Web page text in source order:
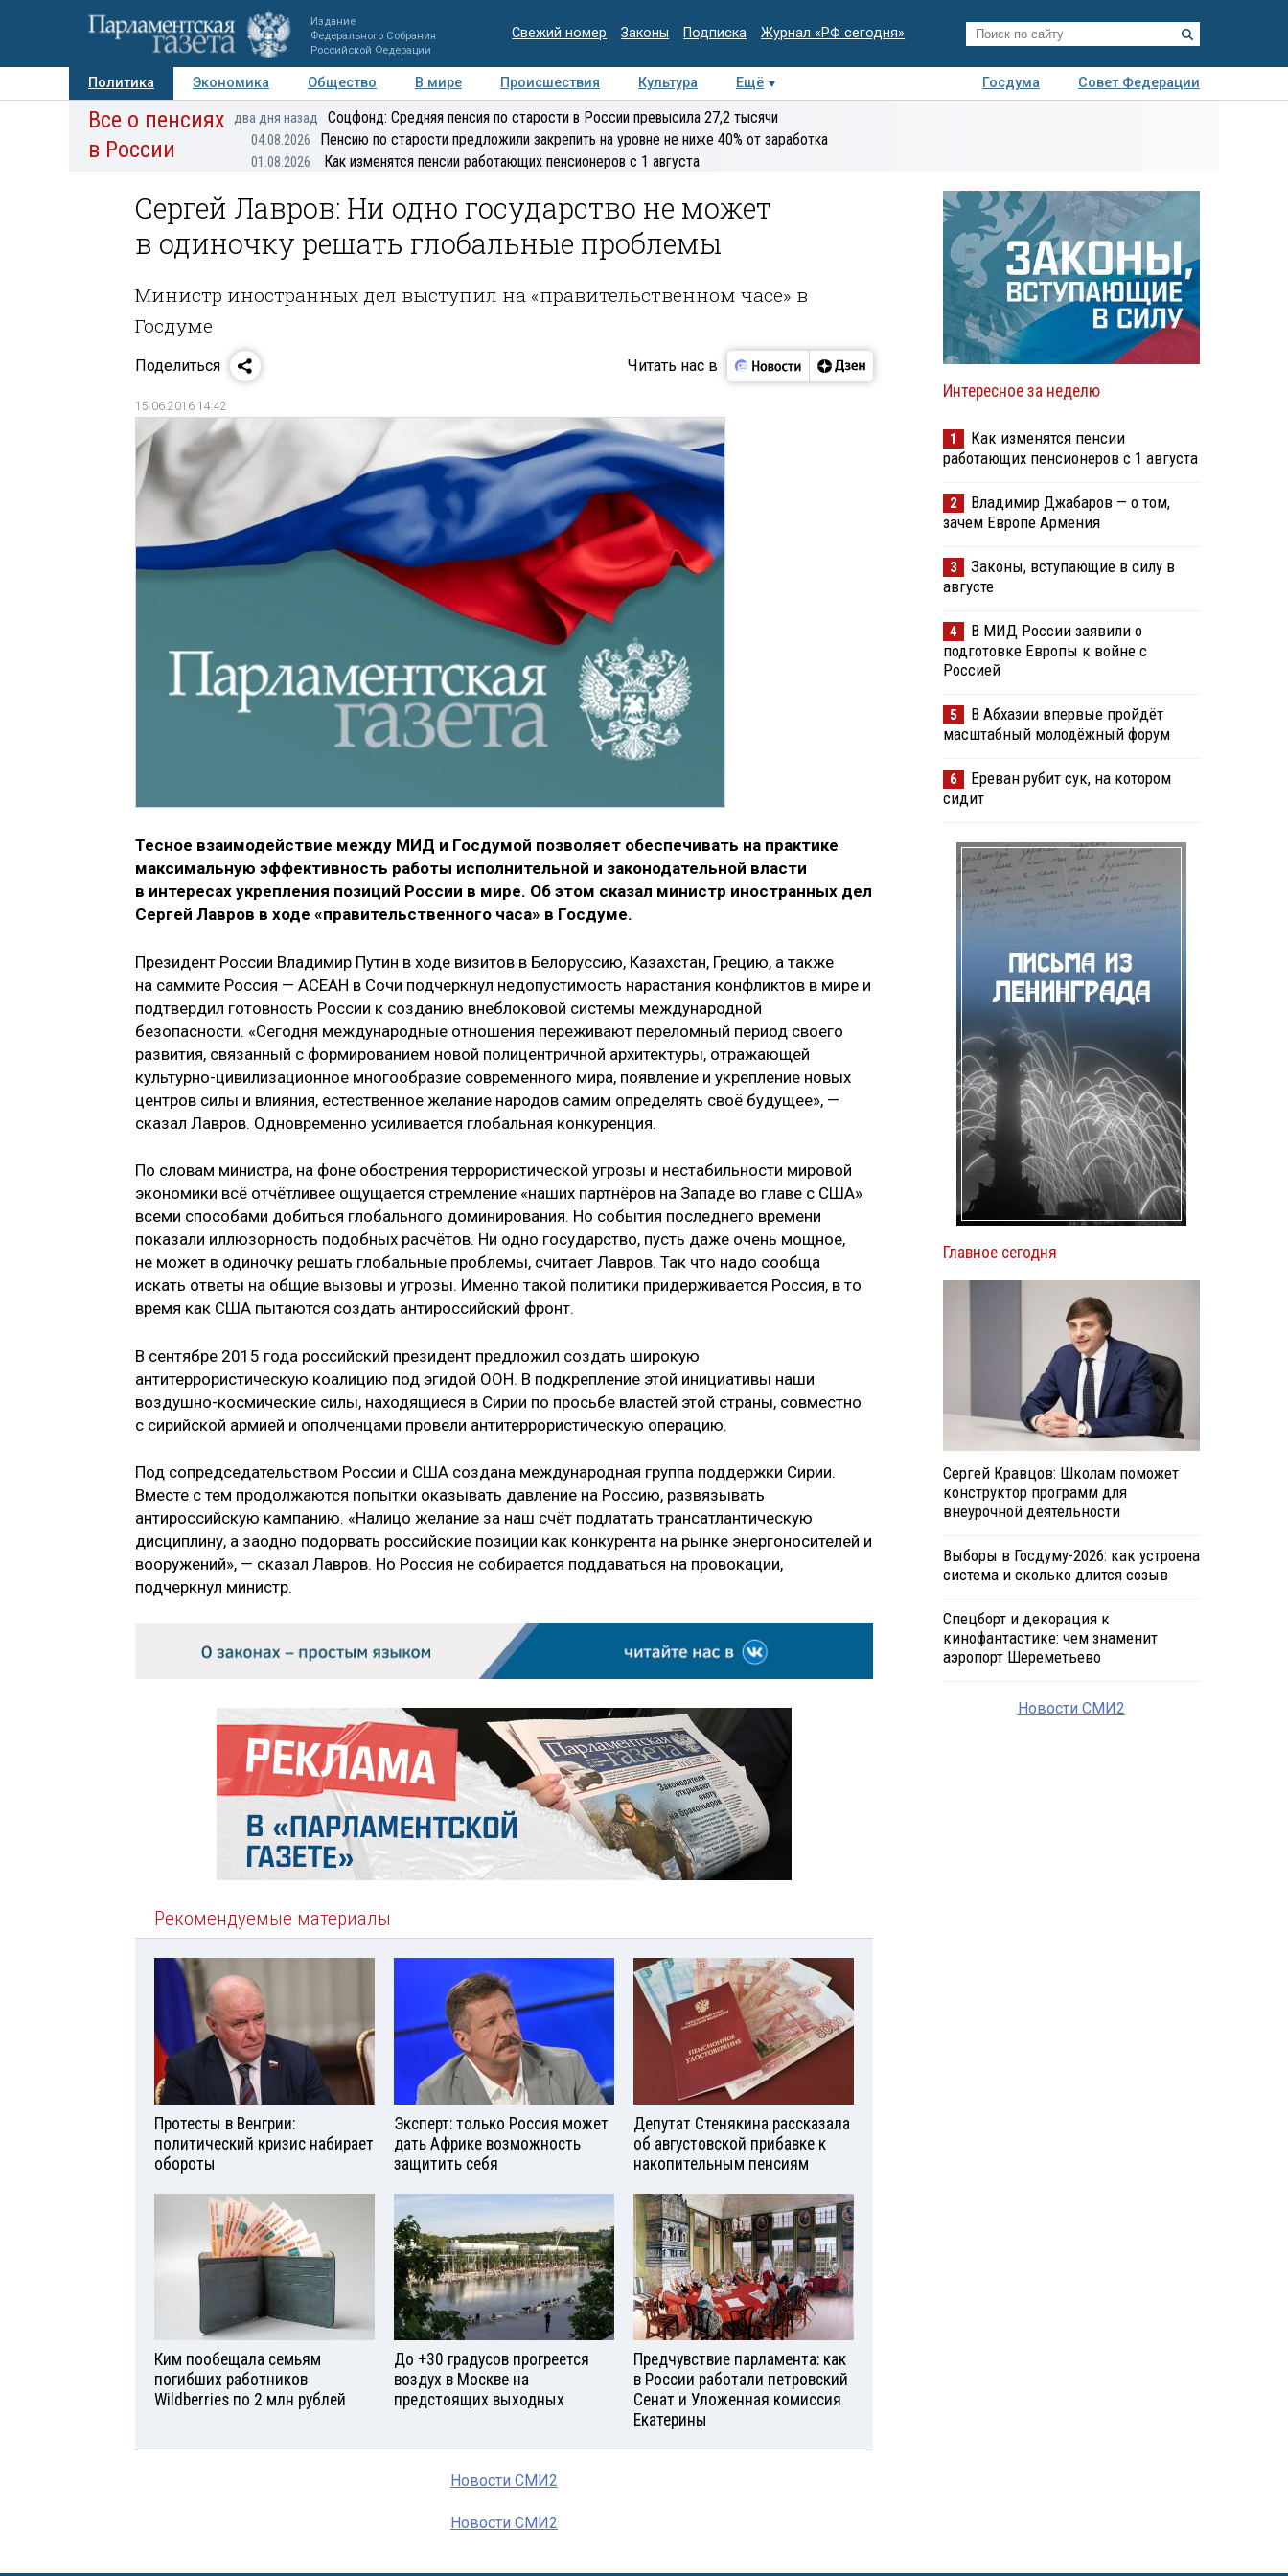
Издание
Федерального Собрания
Российской Федерации
Свежий номер Законы Подписка Журнал «РФ сегодня»
Политика Экономика Общество В мире Происшествия Культура Ещё Госдума
Совет Федерации
Авторы Персоны Мнения Регионы Медиацентр Интервью Колумнисты
Все о пенсиях
в России
два дня назад Соцфонд: Средняя пенсия по старости в России превысила 27,2 тысячи
04.08.2026 Пенсию по старости предложили закрепить на уровне не ниже 40% от заработка
01.08.2026 Как изменятся пенсии работающих пенсионеров с 1 августа
Сергей Лавров: Ни одно государство не может
в одиночку решать глобальные проблемы
Министр иностранных дел выступил на «правительственном часе» в
Госдуме
Поделиться Читать нас в
15.06.2016 14:42
Тесное взаимодействие между МИД и Госдумой позволяет обеспечивать на практике
максимальную эффективность работы исполнительной и законодательной власти
в интересах укрепления позиций России в мире. Об этом сказал министр иностранных дел
Сергей Лавров в ходе «правительственного часа» в Госдуме.
Президент России Владимир Путин в ходе визитов в Белоруссию, Казахстан, Грецию, а также
на саммите Россия — АСЕАН в Сочи подчеркнул недопустимость нарастания конфликтов в мире и
подтвердил готовность России к созданию внеблоковой системы международной
безопасности. «Сегодня международные отношения переживают переломный период своего
развития, связанный с формированием новой полицентричной архитектуры, отражающей
культурно-цивилизационное многообразие современного мира, появление и укрепление новых
центров силы и влияния, естественное желание народов самим определять своё будущее», —
сказал Лавров. Одновременно усиливается глобальная конкуренция.
По словам министра, на фоне обострения террористической угрозы и нестабильности мировой
экономики всё отчётливее ощущается стремление «наших партнёров на Западе во главе с США»
всеми способами добиться глобального доминирования. Но события последнего времени
показали иллюзорность подобных расчётов. Ни одно государство, пусть даже очень мощное,
не может в одиночку решать глобальные проблемы, считает Лавров. Так что надо сообща
искать ответы на общие вызовы и угрозы. Именно такой политики придерживается Россия, в то
время как США пытаются создать антироссийский фронт.
В сентябре 2015 года российский президент предложил создать широкую
антитеррористическую коалицию под эгидой ООН. В подкрепление этой инициативы наши
воздушно-космические силы, находящиеся в Сирии по просьбе властей этой страны, совместно
с сирийской армией и ополченцами провели антитеррористическую операцию.
Под сопредседательством России и США создана международная группа поддержки Сирии.
Вместе с тем продолжаются попытки оказывать давление на Россию, развязывать
антироссийскую кампанию. «Налицо желание за наш счёт подлатать трансатлантическую
дисциплину, а заодно подорвать российские позиции как конкурента на рынке энергоносителей и
вооружений», — сказал Лавров. Но Россия не собирается поддаваться на провокации,
подчеркнул министр.
Рекомендуемые материалы
Протесты в Венгрии:
политический кризис набирает
обороты
Эксперт: только Россия может
дать Африке возможность
защитить себя
Депутат Стенякина рассказала
об августовской прибавке к
накопительным пенсиям
Ким пообещала семьям
погибших работников
Wildberries по 2 млн рублей
До +30 градусов прогреется
воздух в Москве на
предстоящих выходных
Предчувствие парламента: как
в России работали петровский
Сенат и Уложенная комиссия
Екатерины
Новости СМИ2
Новости СМИ2
Интересное за неделю
1
Как изменятся пенсии
работающих пенсионеров с 1 августа
2
Владимир Джабаров — о том,
зачем Европе Армения
3
Законы, вступающие в силу в
августе
4
В МИД России заявили о
подготовке Европы к войне с
Россией
5
В Абхазии впервые пройдёт
масштабный молодёжный форум
6
Ереван рубит сук, на котором
сидит
Главное сегодня
Сергей Кравцов: Школам поможет
конструктор программ для
внеурочной деятельности
Выборы в Госдуму-2026: как устроена
система и сколько длится созыв
Спецборт и декорация к
кинофантастике: чем знаменит
аэропорт Шереметьево
Новости СМИ2